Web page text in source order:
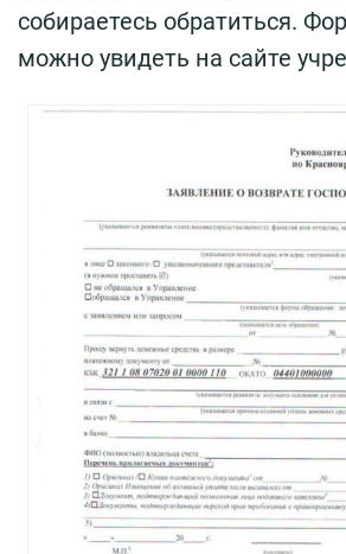
собираетесь обратиться.
можно увидеть на сайте